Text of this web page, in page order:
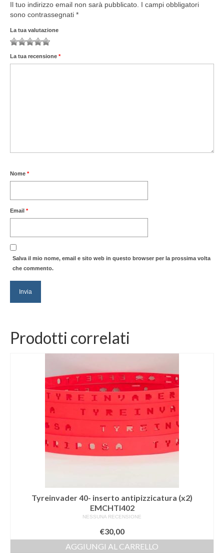
Il tuo indirizzo email non sarà pubblicato. I campi obbligatori
sono contrassegnati *
La tua valutazione
La tua recensione *
Nome *
Email *
Salva il mio nome, email e sito web in questo browser per la prossima volta
che commento.
Prodotti correlati
Tyreinvader 40- inserto antipizzicatura (x2)
EMCHTI402
NESSUNA RECENSIONE
€30,00
AGGIUNGI AL CARRELLO